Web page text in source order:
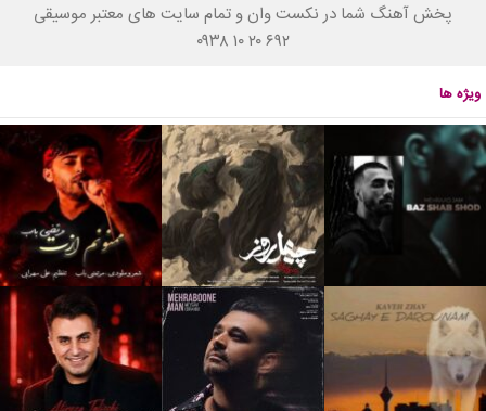
پخش آهنگ شما در نکست وان و تمام سایت های معتبر موسیقی
۰۹۳۸ ۱۰ ۲۰ ۶۹۲
ویژه ها